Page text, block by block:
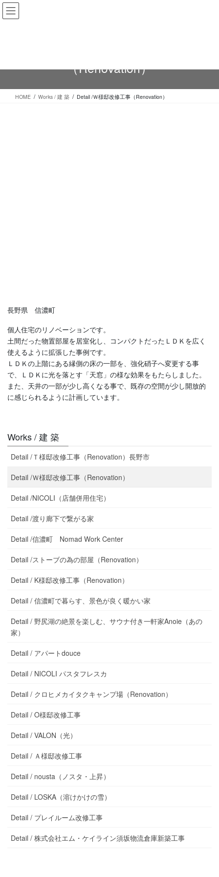
コ
ン
ッ
ナ
ビ
移
（Renovation）
HOME Works / 建 築 Detail /Ｗ様邸改修工事（Renovation）
長野県 信濃町
個人住宅のリノベーションです。
土間だった物置部屋を居室化し、コンパクトだったＬＤＫを広く
使えるように拡張した事例です。
ＬＤＫの上階にある縁側の床の一部を、強化硝子へ変更する事
で、ＬＤＫに光を落とす「天窓」の様な効果をもたらしました。
また、天井の一部が少し高くなる事で、既存の空間が少し開放的
に感じられるように計画しています。
Works / 建 築
Detail /Ｔ様邸改修工事（Renovation）長野市
Detail /Ｗ様邸改修工事（Renovation）
Detail /NICOLI（店舗併用住宅）
Detail /渡り廊下で繋がる家
Detail /信濃町 Nomad Work Center
Detail /ストーブの為の部屋（Renovation）
Detail / K様邸改修工事（Renovation）
Detail / 信濃町で暮らす、景色が良く暖かい家
Detail / 野尻湖の絶景を楽しむ、サウナ付き一軒家Anoie（あの
家）
Detail / アパートdouce
Detail / NICOLI パスタフレスカ
Detail / クロヒメカイタクキャンプ場（Renovation）
Detail / O様邸改修工事
Detail / VALON（光）
Detail / Ａ様邸改修工事
Detail / nousta（ノスタ・上昇）
Detail / LOSKA（溶けかけの雪）
Detail / プレイルーム改修工事
Detail / 株式会社エム・ケイライン須坂物流倉庫新築工事